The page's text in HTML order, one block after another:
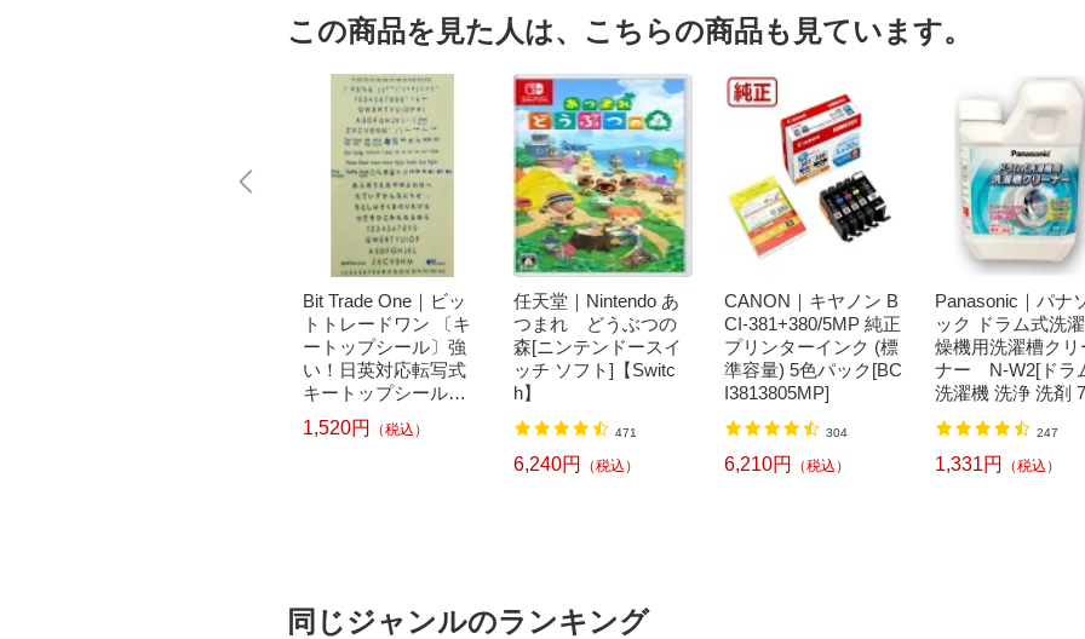
この商品を見た人は、こちらの商品も見ています。
Bit Trade One｜ビッ
トトレードワン 〔キ
ートップシール〕強
い！日英対応転写式
キートップシールセ
ット ブルー DYKTSB
L
1,520円 （税込）
任天堂｜Nintendo あ
つまれ どうぶつの
森[ニンテンドースイ
ッチ ソフト]【Switc
h】
471
6,240円 （税込）
CANON｜キヤノン B
CI-381+380/5MP 純正
プリンターインク (標
準容量) 5色パック[BC
I3813805MP]
304
6,210円 （税込）
Panasonic｜パナ
ック ドラム式洗
燥機用洗濯槽クリ
ナー N-W2[ドラ
洗濯機 洗浄 洗剤
ml NW2]【rb_pcp】
247
1,331円 （税込）
同じジャンルのランキング